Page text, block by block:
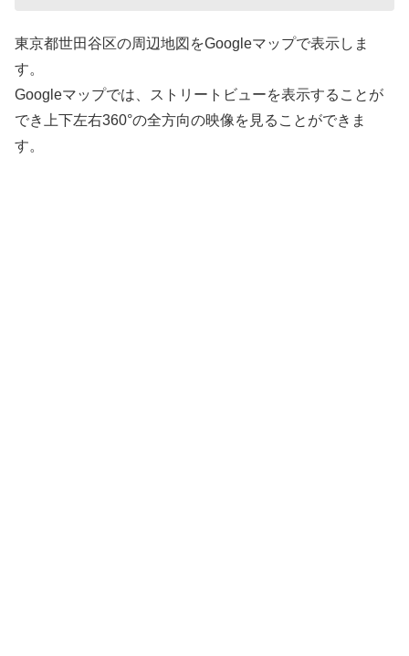
東京都世田谷区の周辺地図をGoogleマップで表示しま
す。
Googleマップでは、ストリートビューを表示することが
でき上下左右360°の全方向の映像を見ることができま
す。